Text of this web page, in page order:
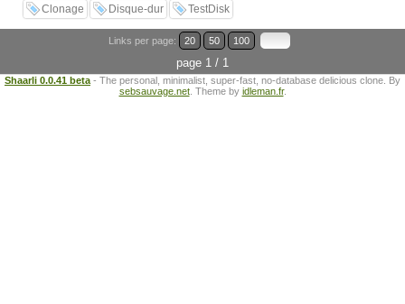
Clonage Disque-dur TestDisk
Links per page: 20 50 100
page 1 / 1
Shaarli 0.0.41 beta - The personal, minimalist, super-fast, no-database delicious clone. By
sebsauvage.net. Theme by idleman.fr.